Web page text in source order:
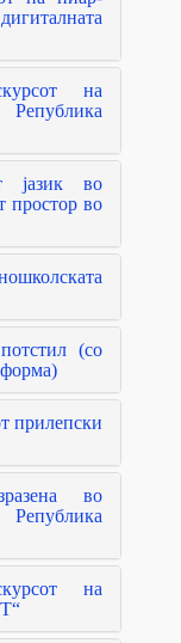
на
јазик во
простор во
(со
прилепски
во
на